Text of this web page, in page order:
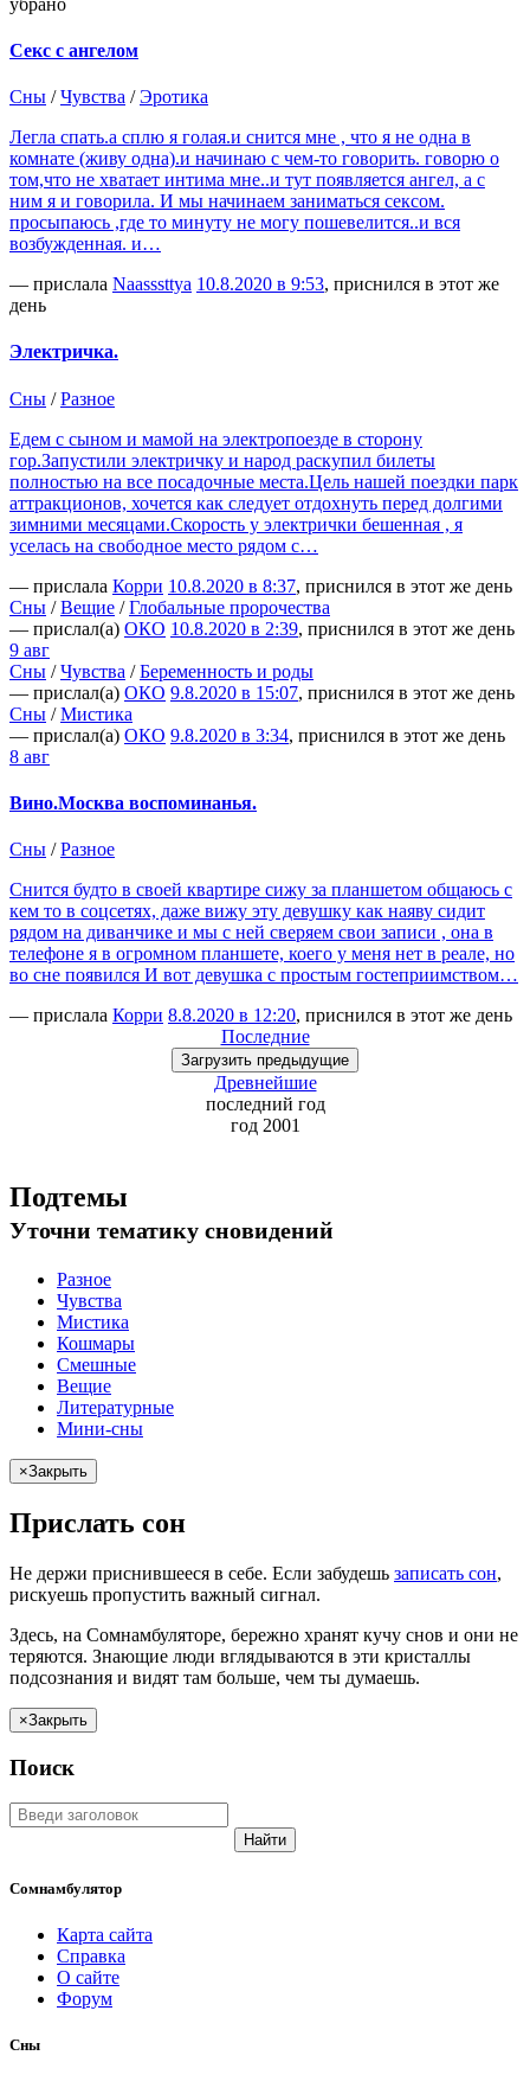
Секс с ангелом
Сны /Чувства /Эротика
Легла спать.а сплю я голая.и снится мне , что я не одна в
комнате (живу одна).и начинаю с чем-то говорить. говорю о
том,что не хватает интима мне..и тут появляется ангел, а с
ним я и говорила. И мы начинаем заниматься сексом.
просыпаюсь ,где то минуту не могу пошевелится..и вся
возбужденная. и…
— прислала Naasssttya 10.8.2020 в 9:53, приснился в этот же
день
Электричка.
Сны /Разное
Едем с сыном и мамой на электропоезде в сторону
гор.Запустили электричку и народ раскупил билеты
полностью на все посадочные места.Цель нашей поездки парк
аттракционов, хочется как следует отдохнуть перед долгими
зимними месяцами.Скорость у электрички бешенная , я
уселась на свободное место рядом с…
— прислала Корри 10.8.2020 в 8:37, приснился в этот же день
Сны /Вещие /Глобальные пророчества
— прислал(а) ОКО 10.8.2020 в 2:39, приснился в этот же день
9 авг
Сны /Чувства /Беременность и роды
— прислал(а) ОКО 9.8.2020 в 15:07, приснился в этот же день
Сны /Мистика
— прислал(а) ОКО 9.8.2020 в 3:34, приснился в этот же день
8 авг
Вино.Москва воспоминанья.
Сны /Разное
Снится будто в своей квартире сижу за планшетом общаюсь с
кем то в соцсетях, даже вижу эту девушку как наяву сидит
рядом на диванчике и мы с ней сверяем свои записи , она в
телефоне я в огромном планшете, коего у меня нет в реале, но
во сне появился И вот девушка с простым гостеприимством…
— прислала Корри 8.8.2020 в 12:20, приснился в этот же день
Последние
Загрузить предыдущие
Древнейшие
последний год
год 2001
Подтемы
Уточни тематику сновидений
Разное
Чувства
Мистика
Кошмары
Смешные
Вещие
Литературные
Мини-сны
×Закрыть
Прислать сон
Не держи приснившееся в себе. Если забудешь записать сон,
рискуешь пропустить важный сигнал.
Здесь, на Сомнамбуляторе, бережно хранят кучу снов и они не
теряются. Знающие люди вглядываются в эти кристаллы
подсознания и видят там больше, чем ты думаешь.
×Закрыть
Поиск
Найти
Сомнамбулятор
Карта сайта
Справка
О сайте
Форум
Сны